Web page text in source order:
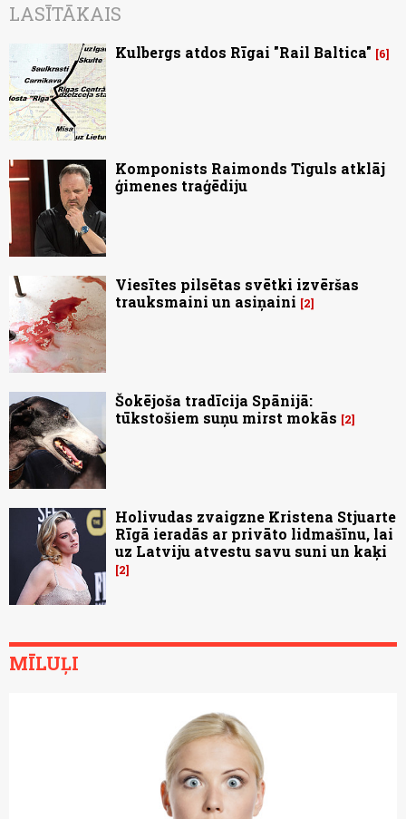
LASĪTĀKAIS
Kulbergs atdos Rīgai "Rail Baltica" 6
Komponists Raimonds Tiguls atklāj
ģimenes traģēdiju
Viesītes pilsētas svētki izvēršas
trauksmaini un asiņaini
2
Šokējoša tradīcija Spānijā:
tūkstošiem suņu mirst mokās
2
Holivudas zvaigzne Kristena Stjuarte
Rīgā ieradās ar privāto lidmašīnu, lai
uz Latviju atvestu savu suni un kaķi
2
MĪLUĻI